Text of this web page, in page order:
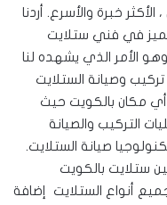
خبرة والأسرع. أردنا
في فني ستلايت
الأمر الذي يشهده لنا
وصيانة الستلايت
في أي مكان بالكويت حيث
التركيب والصيانة
صيانة الستلايت.
ستلايت بالكويت
أنواع الستلايت إضافة